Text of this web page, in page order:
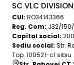
SC VLC
CUI: RO34143366
Reg. Com: J32/
Capital social:
Sediu social: Str.
Top. 100521-c1 sibiu